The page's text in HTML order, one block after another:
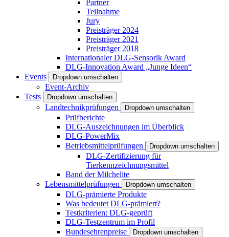
Partner
Teilnahme
Jury
Preisträger 2024
Preisträger 2021
Preisträger 2018
Internationaler DLG-Sensorik Award
DLG-Innovation Award „Junge Ideen“
Events
Dropdown umschalten
Event-Archiv
Tests
Dropdown umschalten
Landtechnikprüfungen Dropdown umschalten
Prüfberichte
DLG-Auszeichnungen im Überblick
DLG-PowerMix
Betriebsmittelprüfungen
Dropdown umschalten
DLG-Zertifizierung für
Tierkennzeichnungsmittel
Band der Milchelite
Lebensmittelprüfungen
Dropdown umschalten
DLG-prämierte Produkte
Was bedeutet DLG-prämiert?
Testkriterien: DLG-geprüft
DLG-Testzentrum im Profil
Bundesehrenpreise
Dropdown umschalten